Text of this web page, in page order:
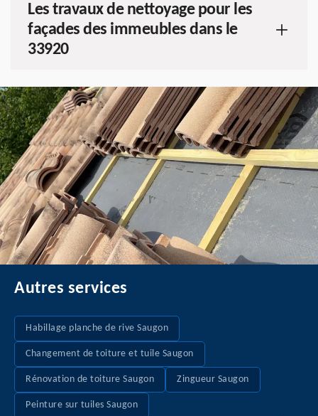
Les travaux de nettoyage pour les
façades des immeubles dans le
33920
Autres services
Habillage planche de rive Saugon
Changement de toiture et tuile Saugon
Rénovation de toiture Saugon Zingueur Saugon
Peinture sur tuiles Saugon